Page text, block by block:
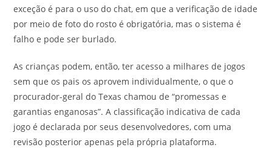
exceção é para o uso do chat, em que a verificação de idade
por meio de foto do rosto é obrigatória, mas o sistema é
falho e pode ser burlado.
As crianças podem, então, ter acesso a milhares de jogos
sem que os pais os aprovem individualmente, o que o
procurador-geral do Texas chamou de “promessas e
garantias enganosas”. A classificação indicativa de cada
jogo é declarada por seus desenvolvedores, com uma
revisão posterior apenas pela própria plataforma.